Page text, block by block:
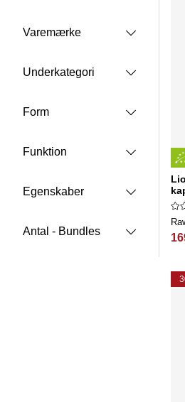
Varemærke
Underkategori
Form
Funktion
Egenskaber
Antal - Bundles